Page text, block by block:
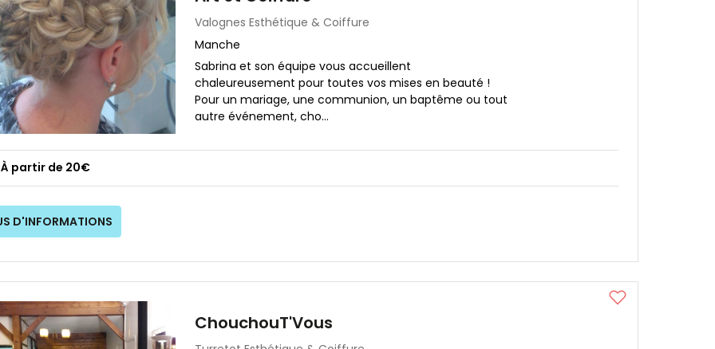
Valognes Esthétique & Coiffure
Manche
Sabrina et son équipe vous accueillent
chaleureusement pour toutes vos mises en beauté !
Pour un mariage, une communion, un baptême ou tout
autre événement, cho...
À partir de 20€
D'INFORMATIONS
ChouchouT'Vous